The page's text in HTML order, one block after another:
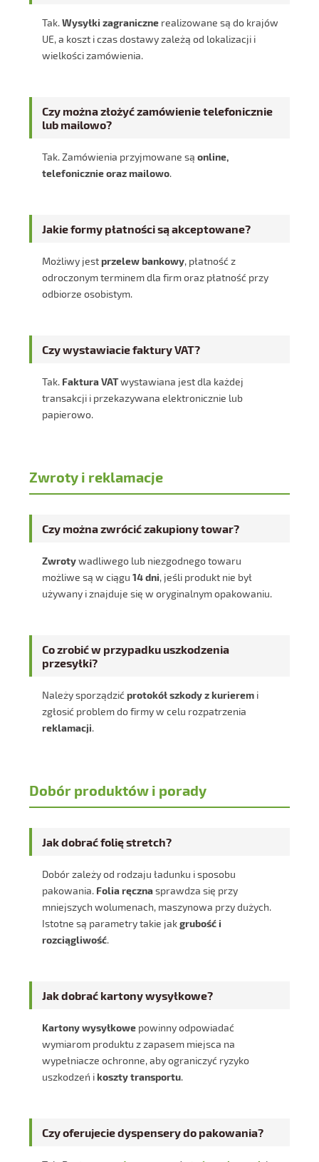
Tak.Wysyłki zagraniczne realizowane są do krajów
UE, a koszt i czas dostawy zależą od lokalizacji i
wielkości zamówienia.
Czy można złożyć zamówienie telefonicznie
lub mailowo?
Tak. Zamówienia przyjmowane są online,
telefonicznie oraz mailowo.
Jakie formy płatności są akceptowane?
Możliwy jestprzelew bankowy, płatność z
odroczonym terminem dla firm oraz płatność przy
odbiorze osobistym.
Czy wystawiacie faktury VAT?
Tak. Faktura VATwystawiana jest dla każdej
transakcji i przekazywana elektronicznie lub
papierowo.
Zwroty i reklamacje
Czy można zwrócić zakupiony towar?
Zwrotywadliwego lub niezgodnego towaru
możliwe są w ciągu 14 dni, jeśli produkt nie był
używany i znajduje się w oryginalnym opakowaniu.
Co zrobić w przypadku uszkodzenia
przesyłki?
Należy sporządzić protokół szkody z kurierem i
zgłosić problem do firmy w celu rozpatrzenia
reklamacji.
Dobór produktów i porady
Jak dobrać folię stretch?
Dobór zależy od rodzaju ładunku i sposobu
pakowania. Folia ręcznasprawdza się przy
mniejszych wolumenach, maszynowa przy dużych.
Istotne są parametry takie jakgrubość i
rozciągliwość.
Jak dobrać kartony wysyłkowe?
Kartony wysyłkowe powinny odpowiadać
wymiarom produktu z zapasem miejsca na
wypełniacze ochronne, aby ograniczyć ryzyko
uszkodzeń ikoszty transportu.
Czy oferujecie dyspensery do pakowania?